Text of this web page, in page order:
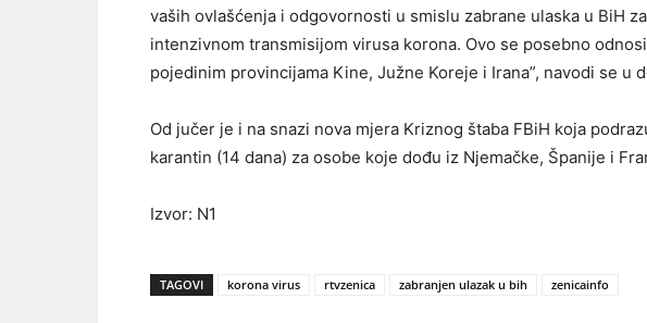
vaših ovlašćenja i odgovornosti u smislu zabrane ulaska u BiH
intenzivnom transmisijom virusa korona. Ovo se posebno
pojedinim provincijama Kine, Južne Koreje i Irana”, navodi se u
Od jučer je i na snazi nova mjera Kriznog štaba FBiH koja
karantin (14 dana) za osobe koje dođu iz Njemačke, Španije i
Izvor: N1
TAGOVI korona virus rtvzenica zabranjen ulazak u bih zenicainfo